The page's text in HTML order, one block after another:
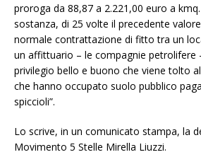
proroga da 88,87 a 2.221,00 euro a
sostanza, di 25 volte il precedente
normale contrattazione di fitto tra un
un affittuario – le compagnie petrolifere
privilegio bello e buono che viene tolto
che hanno occupato suolo pubblico
spiccioli”.
Lo scrive, in un comunicato stampa, la
Movimento 5 Stelle Mirella Liuzzi.